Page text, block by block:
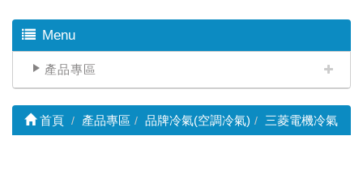
Menu
產品專區
首頁 產品專區 品牌冷氣(空調冷氣) 三菱電機冷氣